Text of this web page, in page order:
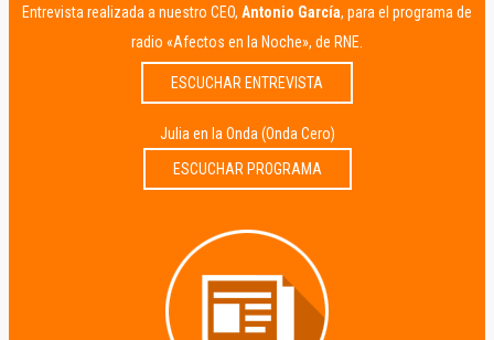
Entrevista realizada a nuestro CEO, Antonio García, para el programa de
radio «Afectos en la Noche», de RNE.
ESCUCHAR ENTREVISTA
Julia en la Onda (Onda Cero)
ESCUCHAR PROGRAMA